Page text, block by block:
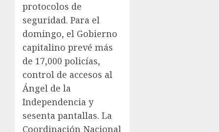
protocolos de
seguridad. Para el
domingo, el Gobierno
capitalino prevé más
de 17,000 policías,
control de accesos al
Ángel de la
Independencia y
sesenta pantallas. La
Coordinación Nacional